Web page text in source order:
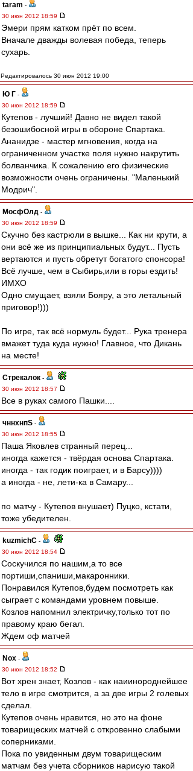
taram -
30 июн 2012 18:59
Эмери прям катком прёт по всем.
Вначале дважды волевая победа, теперь
сухарь.
Редактировалось 30 июн 2012 19:00
Ю Г -
30 июн 2012 18:59
Кутепов - лучший! Давно не видел такой
безошибосной игры в обороне Спартака.
Ананидзе - мастер мгновения, когда на
ограниченном участке поля нужно накрутить
болванчика. К сожалению его физические
возможности очень ограничены. "Маленький
Модрич".
МосфОлд -
30 июн 2012 18:59
Скучно без кастрюли в вышке... Как ни крути, а
они всё же из принципиальных будут... Пусть
вертаются и пусть обретут богатого спонсора!
Всё лучше, чем в Сыбирь,или в горы ездить!
ИМХО
Одно смущает, взяли Бояру, а это летальный
приговор!)))
По игре, так всё нормуль будет... Рука тренера
вмажет туда куда нужно! Главное, что Дикань
на месте!
Стрекалок -
30 июн 2012 18:57
Все в руках самого Пашки....
чннхнпS -
30 июн 2012 18:55
Паша Яковлев странный перец...
иногда кажется - твёрдая основа Спартака.
иногда - так годик поиграет, и в Барсу))))
а иногда - не, лети-ка в Самару...
по матчу - Кутепов внушает) Пуцко, кстати,
тоже убедителен.
kuzmichC -
30 июн 2012 18:54
Соскучился по нашим,а то все
портиши,спаниши,макаронники.
Понравился Кутепов,будем посмотреть как
сыграет с командами уровнем повыше.
Козлов напомнил электричку,только тот по
правому краю бегал.
Ждем оф матчей
Nox -
30 июн 2012 18:52
Вот хрен знает, Козлов - как наиинороднейшее
тело в игре смотрится, а за две игры 2 голевых
сделал.
Кутепов очень нравится, но это на фоне
товарищеских матчей с откровенно слабыми
соперниками.
Пока по увиденным двум товарищеским
матчам без учета сборников нарисую такой